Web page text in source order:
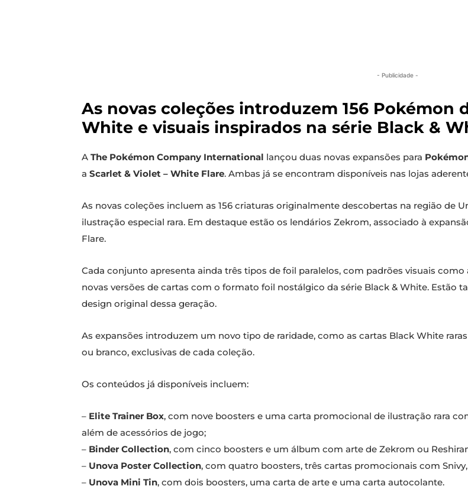
- Publicidade -
As novas coleções introduzem 156 Pokémon
White e visuais inspirados na série Black &
A The Pokémon Company International lançou duas novas expansões para
a Scarlet & Violet – White Flare. Ambas já se encontram disponíveis nas lojas
As novas coleções incluem as 156 criaturas originalmente descobertas na região de
ilustração especial rara. Em destaque estão os lendários Zekrom, associado à
Flare.
Cada conjunto apresenta ainda três tipos de foil paralelos, com padrões visuais
novas versões de cartas com o formato foil nostálgico da série Black & White. Estão
design original dessa geração.
As expansões introduzem um novo tipo de raridade, como as cartas Black White
ou branco, exclusivas de cada coleção.
Os conteúdos já disponíveis incluem:
– Elite Trainer Box, com nove boosters e uma carta promocional de ilustração rara
além de acessórios de jogo;
– Binder Collection, com cinco boosters e um álbum com arte de Zekrom ou
– Unova Poster Collection, com quatro boosters, três cartas promocionais com
– Unova Mini Tin, com dois boosters, uma carta de arte e uma carta autocolante.